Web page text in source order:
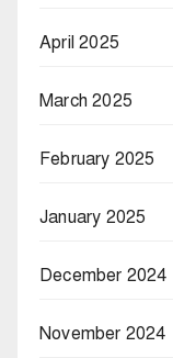
April 2025
March 2025
February 2025
January 2025
December 2024
November 2024